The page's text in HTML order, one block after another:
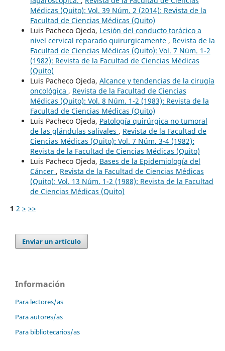
Médicas (Quito): Vol. 39 Núm. 2 (2014): Revista de la
Facultad de Ciencias Médicas (Quito)
Luis Pacheco Ojeda, Lesión del conducto torácico a
nivel cervical reparado quirurgicamente , Revista de la
Facultad de Ciencias Médicas (Quito): Vol. 7 Núm. 1-2
(1982): Revista de la Facultad de Ciencias Médicas
(Quito)
Luis Pacheco Ojeda, Alcance y tendencias de la cirugía
oncológica , Revista de la Facultad de Ciencias
Médicas (Quito): Vol. 8 Núm. 1-2 (1983): Revista de la
Facultad de Ciencias Médicas (Quito)
Luis Pacheco Ojeda, Patología quirúrgica no tumoral
de las glándulas salivales , Revista de la Facultad de
Ciencias Médicas (Quito): Vol. 7 Núm. 3-4 (1982):
Revista de la Facultad de Ciencias Médicas (Quito)
Luis Pacheco Ojeda, Bases de la Epidemiología del
Cáncer , Revista de la Facultad de Ciencias Médicas
(Quito): Vol. 13 Núm. 1-2 (1988): Revista de la Facultad
de Ciencias Médicas (Quito)
1 2 > >>
Enviar un artículo
Información
Para lectores/as
Para autores/as
Para bibliotecarios/as